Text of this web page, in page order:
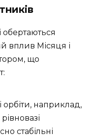
обертаються
вплив Місяця і
що
орбіти, наприклад,
стабільні